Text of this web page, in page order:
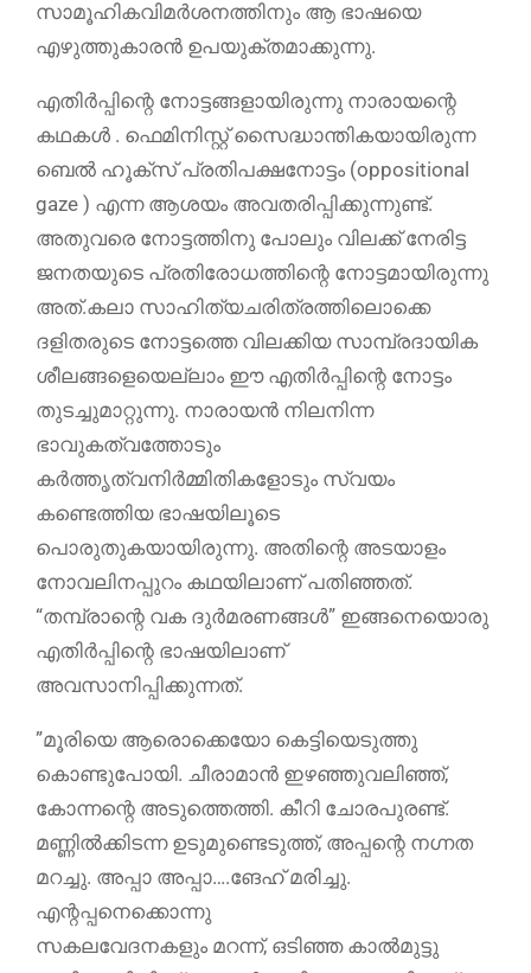
സാമൂഹികവിമര്‍ശനത്തിനും ആ ഭാഷയെ
എഴുത്തുകാരന്‍ ഉപയുക്തമാക്കുന്നു.
എതിര്‍പ്പിന്റെ നോട്ടങ്ങളായിരുന്നു നാരായന്റെ
കഥകള്‍ . ഫെമിനിസ്റ്റ് സൈദ്ധാന്തികയായിരുന്ന
ബെല്‍ ഹൂക്സ് പ്രതിപക്ഷനോട്ടം (oppositional
gaze ) എന്ന ആശയം അവതരിപ്പിക്കുന്നുണ്ട്.
അതുവരെ നോട്ടത്തിനു പോലും വിലക്ക് നേരിട്ട
ജനതയുടെ പ്രതിരോധത്തിന്റെ നോട്ടമായിരുന്നു
അത്.കലാ സാഹിത്യചരിത്രത്തിലൊക്കെ
ദളിതരുടെ നോട്ടത്തെ വിലക്കിയ സാമ്പ്രദായിക
ശീലങ്ങളെയെല്ലാം ഈ എതിര്‍പ്പിന്റെ നോട്ടം
തുടച്ചുമാറ്റുന്നു. നാരായന്‍ നിലനിന്ന
ഭാവുകത്വത്തോടും
കര്‍ത്തൃത്വനിര്‍മ്മിതികളോടും സ്വയം
കണ്ടെത്തിയ ഭാഷയിലൂടെ
പൊരുതുകയായിരുന്നു. അതിന്റെ അടയാളം
നോവലിനപ്പുറം കഥയിലാണ് പതിഞ്ഞത്.
“തമ്പ്രാന്റെ വക ദുര്‍മരണങ്ങള്‍” ഇങ്ങനെയൊരു
എതിര്‍പ്പിന്റെ ഭാഷയിലാണ്
അവസാനിപ്പിക്കുന്നത്‌.
”മൂരിയെ ആരൊക്കെയോ കെട്ടിയെടുത്തു
കൊണ്ടുപോയി. ചീരാമാൻ ഇഴഞ്ഞുവലിഞ്ഞ്,
കോന്നന്റെ അടുത്തെത്തി. കീറി ചോരപുരണ്ട്.
മണ്ണിൽക്കിടന്ന ഉടുമുണ്ടെടുത്ത്, അപ്പന്റെ നഗ്നത
മറച്ചു. അപ്പാ അപ്പാ….ങേഹ് മരിച്ചു.
എന്റപ്പനെക്കൊന്നു
സകലവേദനകളും മറന്ന്, ഒടിഞ്ഞ കാൽമുട്ടു